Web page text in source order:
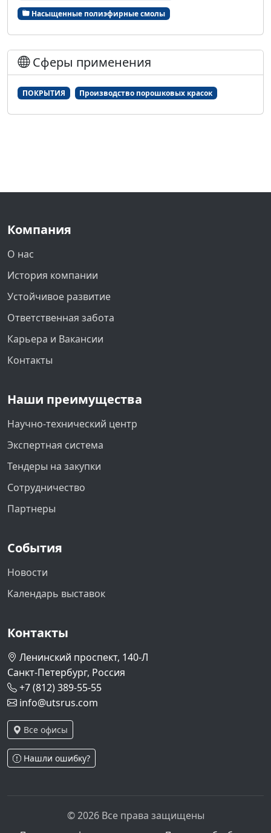
Насыщенные полиэфирные смолы
Сферы применения
ПОКРЫТИЯ Производство порошковых красок
Компания
О нас
История компании
Устойчивое развитие
Ответственная забота
Карьера и Вакансии
Контакты
Наши преимущества
Научно-технический центр
Экспертная система
Тендеры на закупки
Сотрудничество
Партнеры
События
Новости
Календарь выставок
Контакты
Ленинский проспект, 140-Л
Санкт-Петербург, Россия
+7 (812) 389-55-55
info@utsrus.com
Все офисы
Нашли ошибку?
© 2026 Все права защищены